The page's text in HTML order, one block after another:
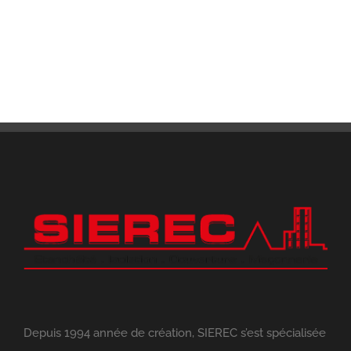
Depuis 1994 année de création, SIEREC s’est spécialisée